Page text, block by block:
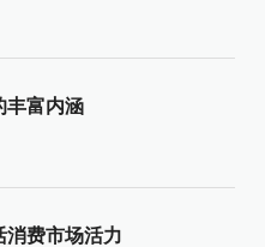
丰富内涵
消费市场活力